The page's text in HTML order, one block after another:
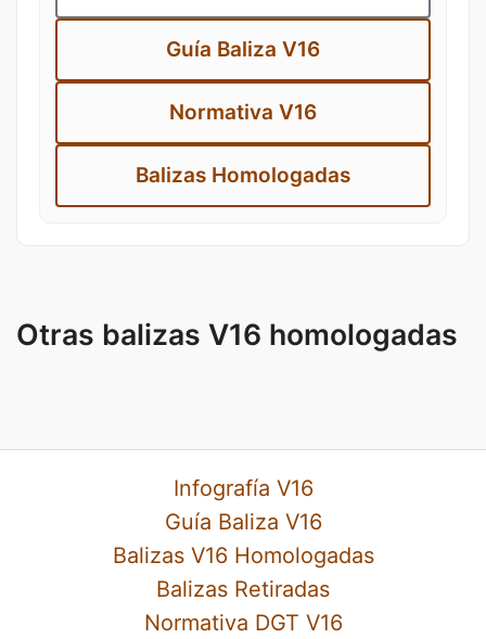
Guía Baliza V16
Normativa V16
Balizas Homologadas
Otras balizas V16 homologadas
Infografía V16
Guía Baliza V16
Balizas V16 Homologadas
Balizas Retiradas
Normativa DGT V16